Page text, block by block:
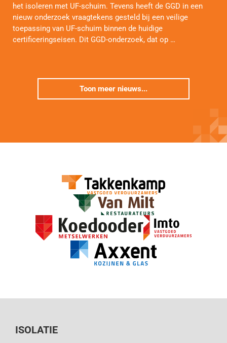
het isoleren met UF-schuim. Tevens heeft de GGD in een
nieuw onderzoek vraagtekens gesteld bij een veilige
toepassing van UF-schuim binnen de huidige
certificeringseisen. Dit GGD-onderzoek, dat op …
Toon meer nieuws...
ISOLATIE